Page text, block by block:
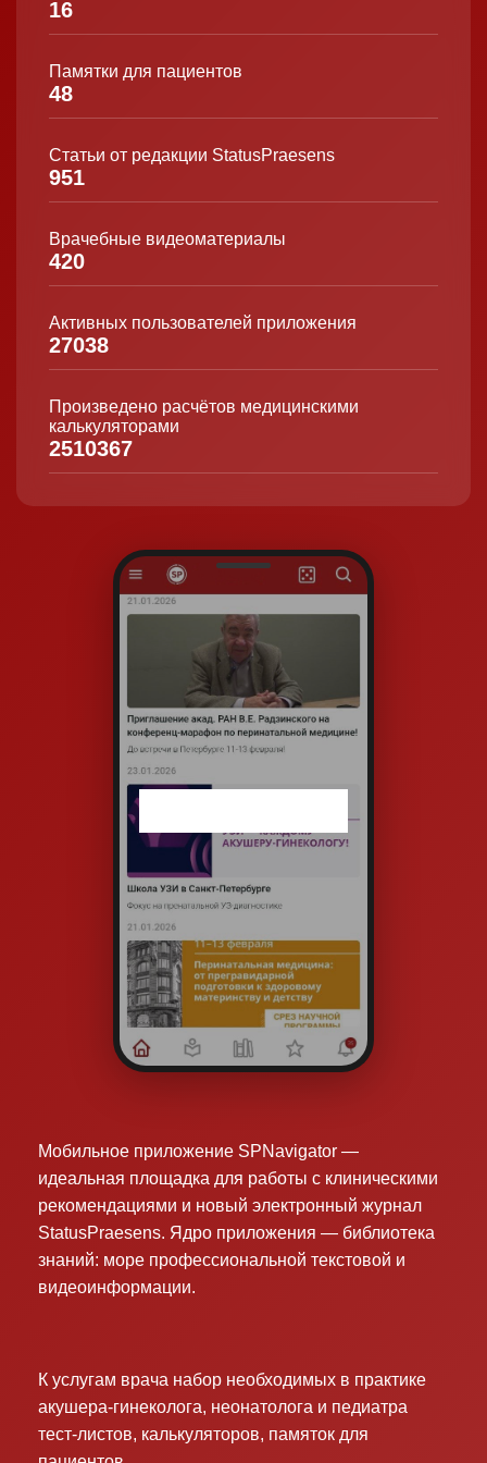
16
Памятки для пациентов
48
Статьи от редакции StatusPraesens
951
Врачебные видеоматериалы
420
Активных пользователей приложения
27038
Произведено расчётов медицинскими
калькуляторами
2510367
Мобильное приложение SPNavigator —
идеальная площадка для работы с клиническими
рекомендациями и новый электронный журнал
StatusPraesens. Ядро приложения — библиотека
знаний: море профессиональной текстовой и
видеоинформации.
К услугам врача набор необходимых в практике
акушера-гинеколога, неонатолога и педиатра
тест-листов, калькуляторов, памяток для